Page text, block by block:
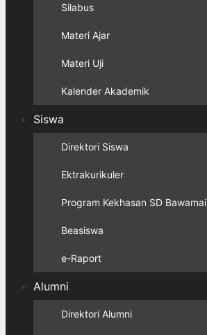
Silabus
Materi Ajar
Materi Uji
Kalender Akademik
Siswa
Direktori Siswa
Ektrakurikuler
Program Kekhasan SD Bawamai
Beasiswa
e-Raport
Alumni
Direktori Alumni